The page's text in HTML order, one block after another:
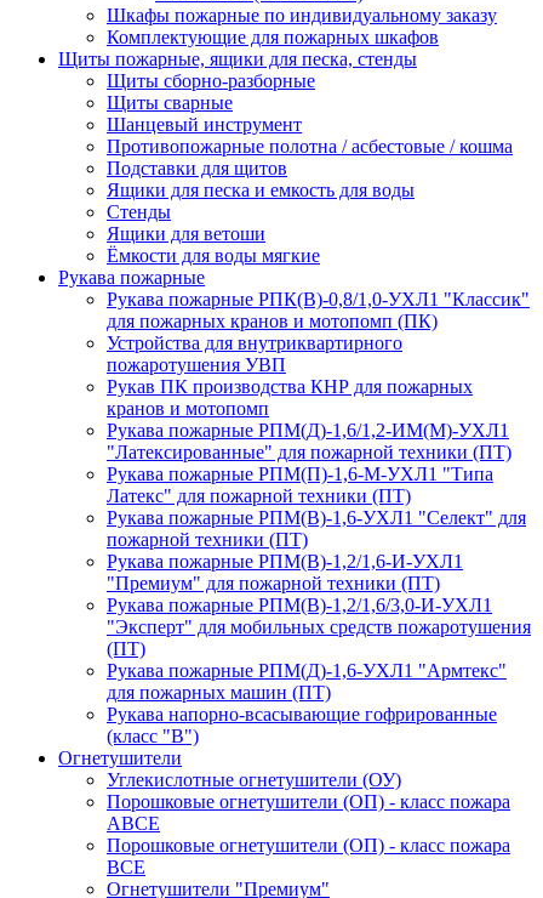
Шкафы пожарные по индивидуальному заказу
Комплектующие для пожарных шкафов
Щиты пожарные, ящики для песка, стенды
Щиты сборно-разборные
Щиты сварные
Шанцевый инструмент
Противопожарные полотна / асбестовые / кошма
Подставки для щитов
Ящики для песка и емкость для воды
Стенды
Ящики для ветоши
Ёмкости для воды мягкие
Рукава пожарные
Рукава пожарные РПК(В)-0,8/1,0-УХЛ1 "Классик"
для пожарных кранов и мотопомп (ПК)
Устройства для внутриквартирного
пожаротушения УВП
Рукав ПК производства КНР для пожарных
кранов и мотопомп
Рукава пожарные РПМ(Д)-1,6/1,2-ИМ(M)-УХЛ1
"Латексированные" для пожарной техники (ПТ)
Рукава пожарные РПМ(П)-1,6-М-УХЛ1 "Типа
Латекс" для пожарной техники (ПТ)
Рукава пожарные РПМ(В)-1,6-УХЛ1 "Селект" для
пожарной техники (ПТ)
Рукава пожарные РПМ(В)-1,2/1,6-И-УХЛ1
"Премиум" для пожарной техники (ПТ)
Рукава пожарные РПМ(В)-1,2/1,6/3,0-И-УХЛ1
"Эксперт" для мобильных средств пожаротушения
(ПТ)
Рукава пожарные РПМ(Д)-1,6-УХЛ1 "Армтекс"
для пожарных машин (ПТ)
Рукава напорно-всасывающие гофрированные
(класс "В")
Огнетушители
Углекислотные огнетушители (ОУ)
Порошковые огнетушители (ОП) - класс пожара
АВСЕ
Порошковые огнетушители (ОП) - класс пожара
ВСЕ
Огнетушители "Премиум"